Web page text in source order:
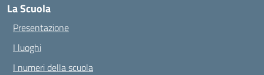
La Scuola
Presentazione
I luoghi
I numeri della scuola